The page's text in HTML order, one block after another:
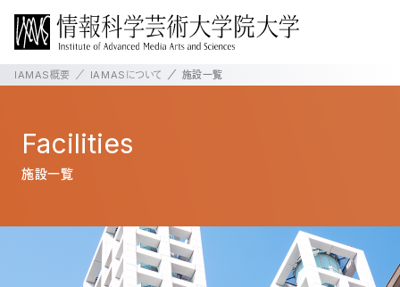
IAMAS概要 IAMASについて 施設一覧
Facilities
施設一覧